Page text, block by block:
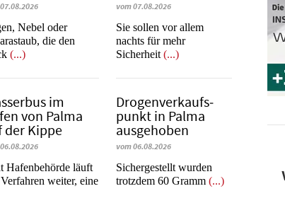
Nebel oder
die den
(...)
vom 07.08.2026
Sie sollen vor allem
nachts für mehr
Sicherheit(...)
im
von Palma
der Kippe
Hafenbehörde läuft
weiter, eine
Dro­gen­ver­kaufs­
punkt in Palma
ausgehoben
vom 06.08.2026
​​​​​​​Sichergestellt wurden
trotzdem 60 Gramm(...)